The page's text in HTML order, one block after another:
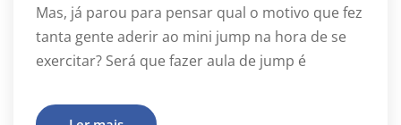
Mas, já parou para pensar qual o motivo que fez
tanta gente aderir ao mini jump na hora de se
exercitar? Será que fazer aula de jump é